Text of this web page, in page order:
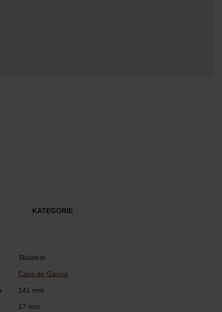
KATEGORIE
Skladem
Casa de García
141 mm
17 mm